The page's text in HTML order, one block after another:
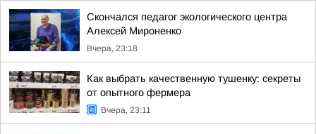
Скончался педагог экологического центра
Алексей Мироненко
Вчера, 23:18
Как выбрать качественную тушенку: секреты
от опытного фермера
Вчера, 23:11